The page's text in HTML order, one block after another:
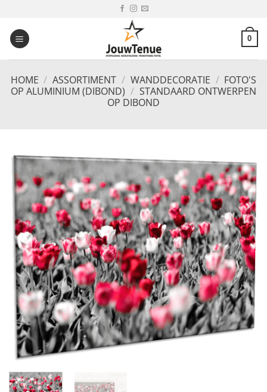
inhoud
0
HOME / ASSORTIMENT / WANDDECORATIE / FOTO'S
OP ALUMINIUM (DIBOND) / STANDAARD ONTWERPEN
OP DIBOND